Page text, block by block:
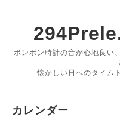
ボンボン時計の音が心地良い
懐かしい日へのタイム
カレンダー